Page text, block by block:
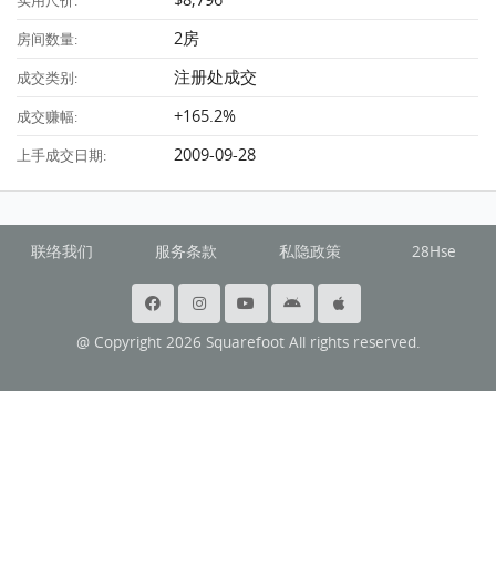
房间数量: 2房
成交类别: 注册处成交
成交赚幅: +165.2%
上手成交日期: 2009-09-28
联络我们 服务条款 私隐政策 28Hse
@ Copyright 2026 Squarefoot All rights reserved.